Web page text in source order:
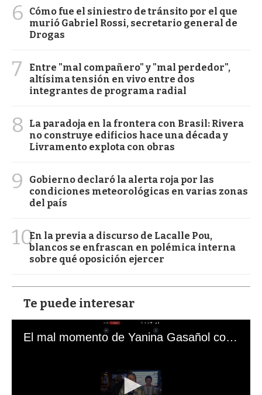
6
Cómo fue el siniestro de tránsito por el que
murió Gabriel Rossi, secretario general de
Drogas
7
Entre "mal compañero" y "mal perdedor",
altísima tensión en vivo entre dos
integrantes de programa radial
8
La paradoja en la frontera con Brasil: Rivera
no construye edificios hace una década y
Livramento explota con obras
9
Gobierno declaró la alerta roja por las
condiciones meteorológicas en varias zonas
del país
10En la previa a discurso de Lacalle Pou,
blancos se enfrascan en polémica interna
sobre qué oposición ejercer
Te puede interesar
El mal momento de Yanina Gasañol con un hincha argentino en "Subrayado"